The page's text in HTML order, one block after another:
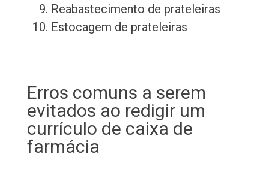
Reabastecimento de prateleiras
Estocagem de prateleiras
Erros comuns a serem
evitados ao redigir um
currículo de caixa de
farmácia